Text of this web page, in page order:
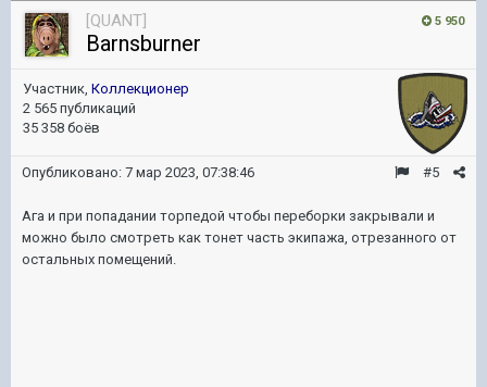
5 950
[QUANT]
Barnsburner
Участник, Коллекционер
2 565 публикаций
35 358 боёв
#5
Опубликовано: 7 мар 2023, 07:38:46
Ага и при попадании торпедой чтобы переборки закрывали и
можно было смотреть как тонет часть экипажа, отрезанного от
остальных помещений.